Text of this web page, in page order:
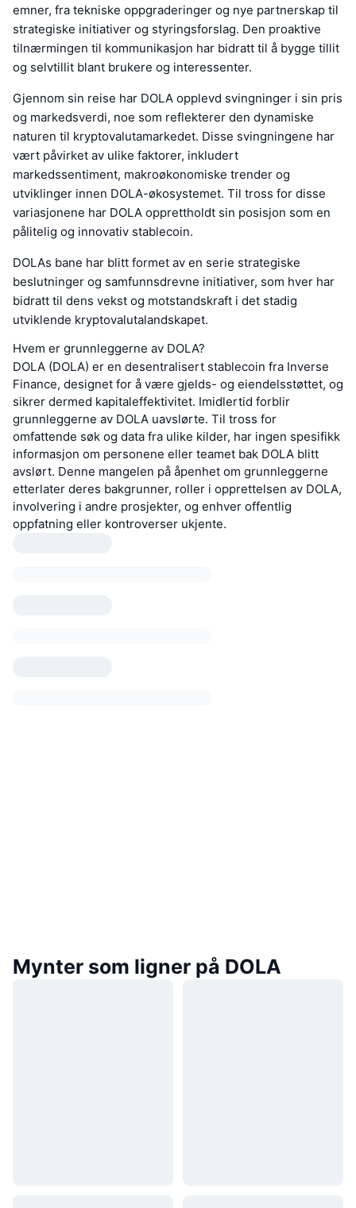
emner, fra tekniske oppgraderinger og nye partnerskap til
strategiske initiativer og styringsforslag. Den proaktive
tilnærmingen til kommunikasjon har bidratt til å bygge tillit
og selvtillit blant brukere og interessenter.
Gjennom sin reise har DOLA opplevd svingninger i sin pris
og markedsverdi, noe som reflekterer den dynamiske
naturen til kryptovalutamarkedet. Disse svingningene har
vært påvirket av ulike faktorer, inkludert
markedssentiment, makroøkonomiske trender og
utviklinger innen DOLA-økosystemet. Til tross for disse
variasjonene har DOLA opprettholdt sin posisjon som en
pålitelig og innovativ stablecoin.
DOLAs bane har blitt formet av en serie strategiske
beslutninger og samfunnsdrevne initiativer, som hver har
bidratt til dens vekst og motstandskraft i det stadig
utviklende kryptovalutalandskapet.
Hvem er grunnleggerne av DOLA?
DOLA (DOLA) er en desentralisert stablecoin fra Inverse
Finance, designet for å være gjelds- og eiendelsstøttet, og
sikrer dermed kapitaleffektivitet. Imidlertid forblir
grunnleggerne av DOLA uavslørte. Til tross for
omfattende søk og data fra ulike kilder, har ingen spesifikk
informasjon om personene eller teamet bak DOLA blitt
avslørt. Denne mangelen på åpenhet om grunnleggerne
etterlater deres bakgrunner, roller i opprettelsen av DOLA,
involvering i andre prosjekter, og enhver offentlig
oppfatning eller kontroverser ukjente.
Mynter som ligner på DOLA